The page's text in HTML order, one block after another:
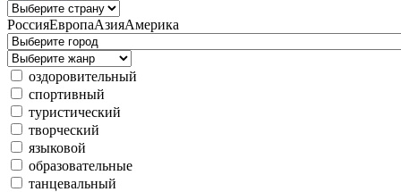
РоссияЕвропаАзияАмерика
оздоровительный
спортивный
туристический
творческий
языковой
образовательные
танцевальный